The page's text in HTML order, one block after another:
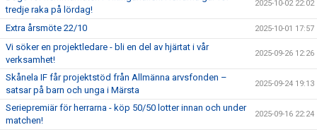
tredje raka på lördag!
2025-10-02 22:02
Extra årsmöte 22/10 2025-10-01 17:57
Vi söker en projektledare - bli en del av hjärtat i vår
verksamhet!
2025-09-26 12:26
Skånela IF får projektstöd från Allmänna arvsfonden –
satsar på barn och unga i Märsta
2025-09-24 19:13
Seriepremiär för herrarna - köp 50/50 lotter innan och under
matchen!
2025-09-16 22:24